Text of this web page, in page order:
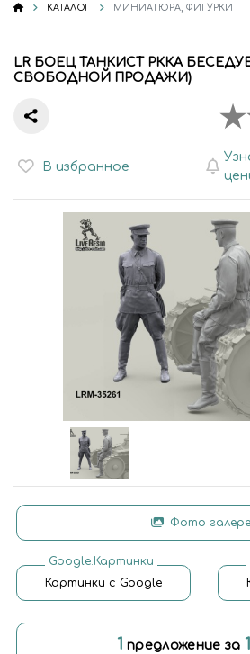
КАТАЛОГ МИНИАТЮРА, ФИГУРКИ
LR БОЕЦ ТАНКИСТ РККА
СВОБОДНОЙ ПРОДАЖИ)
В избранное
Фото
Google.Картинки
Картинки с Google
1 предложение за